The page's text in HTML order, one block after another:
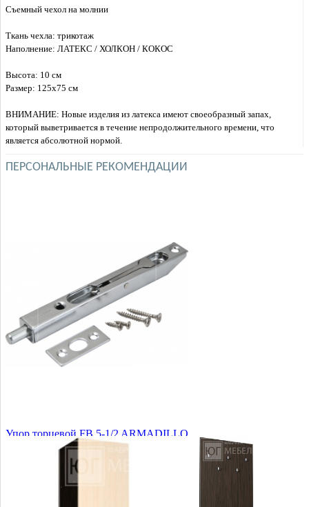
Съемный чехол на молнии
Ткань чехла: трикотаж
Наполнение: ЛАТЕКС / ХОЛКОН / КОКОС
Высота: 10 см
Размер: 125х75 см
ВНИМАНИЕ: Новые изделия из латекса имеют своеобразный запах,
который выветривается в течение непродолжительного времени, что
является абсолютной нормой.
ПЕРСОНАЛЬНЫЕ РЕКОМЕНДАЦИИ
Упор торцевой FB 5-1/2 ARMADILLO